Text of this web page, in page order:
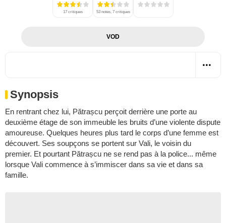
17 critiques 53 notes, 7 critiques
VOD
Synopsis
En rentrant chez lui, Pătrașcu perçoit derrière une porte au
deuxième étage de son immeuble les bruits d’une violente dispute
amoureuse. Quelques heures plus tard le corps d’une femme est
découvert. Ses soupçons se portent sur Vali, le voisin du
premier. Et pourtant Pătrașcu ne se rend pas à la police... même
lorsque Vali commence à s’immiscer dans sa vie et dans sa
famille.